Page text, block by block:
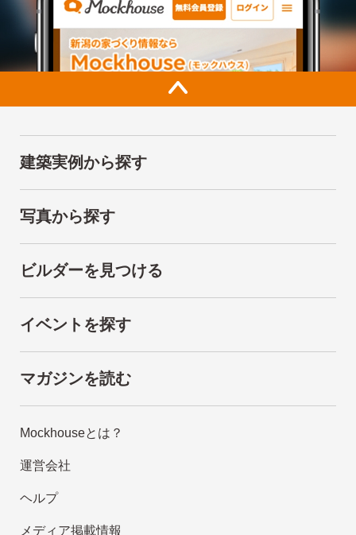
建築実例から探す
写真から探す
ビルダーを見つける
イベントを探す
マガジンを読む
Mockhouseとは？
運営会社
ヘルプ
メディア掲載情報